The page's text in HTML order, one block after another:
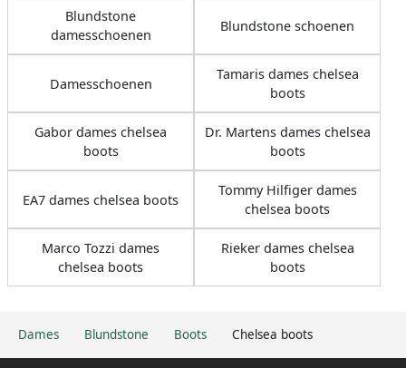
Dames Blundstone Boots Chelsea boots
Blundstone
damesschoenen
Blundstone schoenen
Damesschoenen
Tamaris dames chelsea
boots
Gabor dames chelsea
boots
Dr. Martens dames chelsea
boots
EA7 dames chelsea boots
Tommy Hilfiger dames
chelsea boots
Marco Tozzi dames
chelsea boots
Rieker dames chelsea
boots